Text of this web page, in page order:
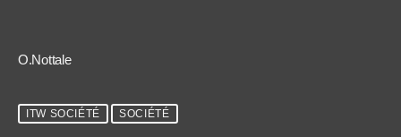
O.Nottale
ITW SOCIÉTÉ SOCIÉTÉ